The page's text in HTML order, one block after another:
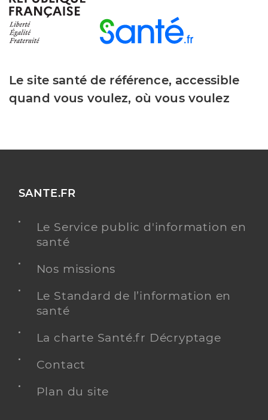
Le site santé de référence, accessible
quand vous voulez, où vous voulez
SANTE.FR
Le Service public d'information en
santé
Nos missions
Le Standard de l’information en
santé
La charte Santé.fr Décryptage
Contact
Plan du site